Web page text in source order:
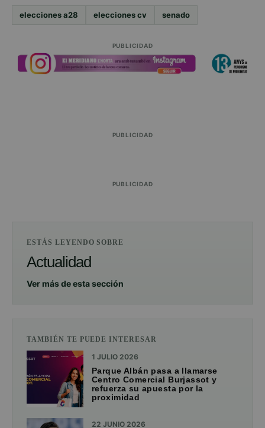
elecciones a28 elecciones cv senado
PUBLICIDAD
PUBLICIDAD
PUBLICIDAD
ESTÁS LEYENDO SOBRE
Actualidad
Ver más de esta sección
TAMBIÉN TE PUEDE INTERESAR
1 JULIO 2026
Parque Albán pasa a llamarse
Centro Comercial Burjassot y
refuerza su apuesta por la
proximidad
22 JUNIO 2026